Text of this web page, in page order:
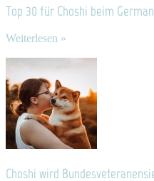
Top 30 für Choshi beim
Weiterlesen »
Choshi wird